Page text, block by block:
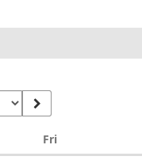
FriFriday